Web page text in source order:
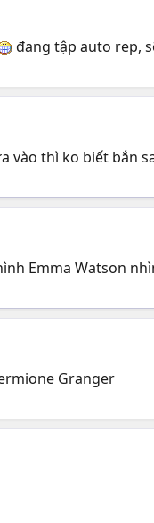
đang tập auto rep,
vào thì ko biết bắn
Emma Watson
Granger